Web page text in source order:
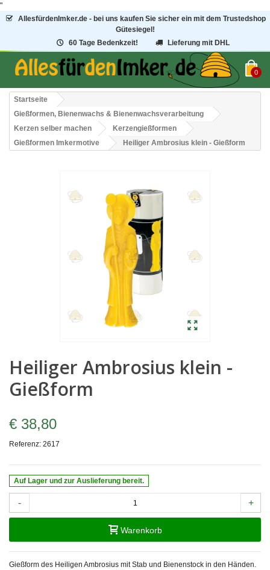
"
AllesfürdenImker.de - bei uns kaufen Sie sicher ein mit dem Trustedshop
Gütesiegel!
60 Tage Bedenkzeit!
Lieferung mit DHL
0
Startseite
Gießformen, Bienenwachs & Bienenwachsverarbeitung
Kerzen selber machen
Kerzengießformen
Gießformen Imkermotive
Heiliger Ambrosius klein - Gießform
Heiliger Ambrosius klein -
Gießform
€ 38,80
Referenz: 2617
Auf Lager und zur Auslieferung bereit.
- +
Warenkorb
Gießform des Heiligen Ambrosius mit Stab und Bienenstock in den Händen.